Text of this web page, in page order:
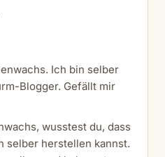
Ich bin selber
Blogger. Gefällt mir
wusstest du, dass
selber herstellen kannst.